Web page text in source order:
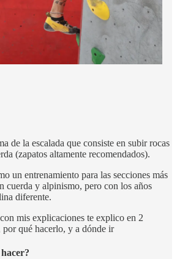
de la escalada que consiste en subir rocas
(zapatos altamente recomendados).
un entrenamiento para las secciones más
cuerda y alpinismo, pero con los años
diferente.
mis explicaciones te explico en 2
qué hacerlo, y a dónde ir